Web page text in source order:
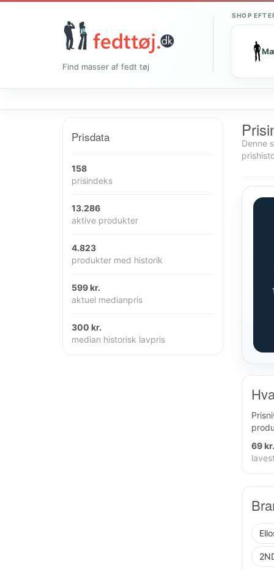
Find masser af fedt tøj
SHOP
Prisdata
158
prisindeks
13.286
aktive produkter
4.823
produkter med historik
599 kr.
aktuel medianpris
300 kr.
median historisk lavpris
Denne
69 kr.